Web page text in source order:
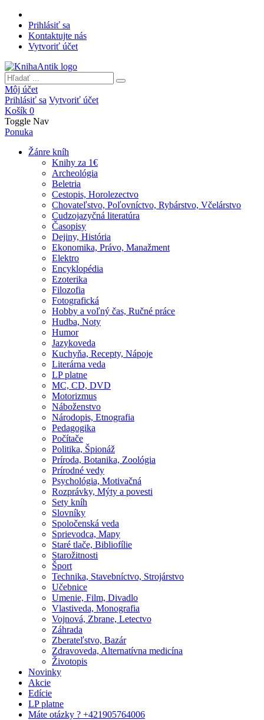
Prihlásiť sa
Kontaktujte nás
Vytvoriť účet
Môj účet
Prihlásiť sa Vytvoriť účet
Košík 0
Toggle Nav
Ponuka
Žánre kníh
Knihy za 1€
Archeológia
Beletria
Cestopis, Horolezectvo
Chovateľstvo, Poľovníctvo, Rybárstvo, Včelárstvo
Cudzojazyčná literatúra
Časopisy
Dejiny, História
Ekonomika, Právo, Manažment
Elektro
Encyklopédia
Ezoterika
Filozofia
Fotografická
Hobby a voľný čas, Ručné práce
Hudba, Noty
Humor
Jazykoveda
Kuchyňa, Recepty, Nápoje
Literárna veda
LP platne
MC, CD, DVD
Motorizmus
Náboženstvo
Národopis, Etnografia
Pedagogika
Počítače
Politika, Špionáž
Príroda, Botanika, Zoológia
Prírodné vedy
Psychológia, Motivačná
Rozprávky, Mýty a povesti
Sety kníh
Slovníky
Spoločenská veda
Sprievodca, Mapy
Staré tlače, Bibliofílie
Starožitnosti
Šport
Technika, Stavebníctvo, Strojárstvo
Učebnice
Umenie, Film, Divadlo
Vlastiveda, Monografia
Vojnová, Zbrane, Letectvo
Záhrada
Zberateľstvo, Bazár
Zdravoveda, Alternatívna medicína
Životopis
Novinky
Akcie
Edície
LP platne
Máte otázky ? +421905764006